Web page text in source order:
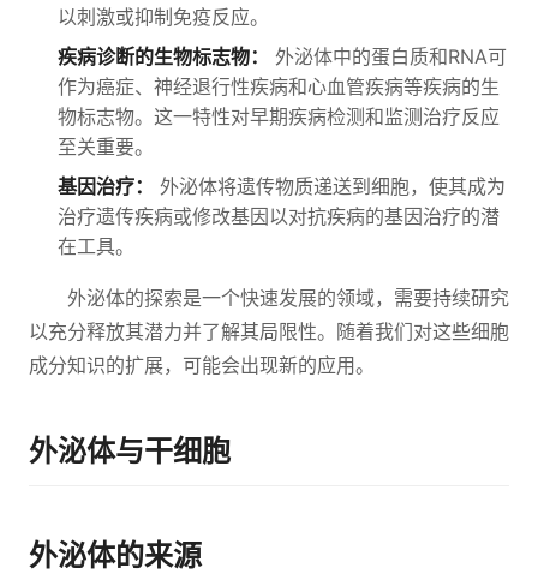
以刺激或抑制免疫反应。
疾病诊断的生物标志物：
外泌体中的蛋白质和RNA可
作为癌症、神经退行性疾病和心血管疾病等疾病的生
物标志物。这一特性对早期疾病检测和监测治疗反应
至关重要。
基因治疗：
外泌体将遗传物质递送到细胞，使其成为
治疗遗传疾病或修改基因以对抗疾病的基因治疗的潜
在工具。
外泌体的探索是一个快速发展的领域，需要持续研究
以充分释放其潜力并了解其局限性。随着我们对这些细胞
成分知识的扩展，可能会出现新的应用。
外泌体与干细胞
外泌体的来源